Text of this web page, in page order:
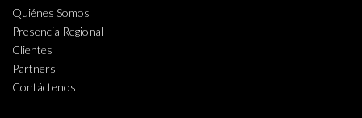
Quiénes Somos
Presencia Regional
Clientes
Partners
Contáctenos